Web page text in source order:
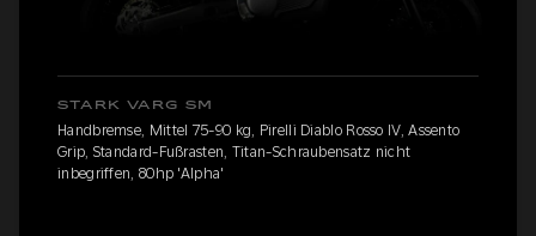
STARK VARG SM
Handbremse, Mittel 75-90 kg, Pirelli Diablo Rosso IV, Assento
Grip, Standard-Fußrasten, Titan-Schraubensatz nicht
inbegriffen, 80hp 'Alpha'